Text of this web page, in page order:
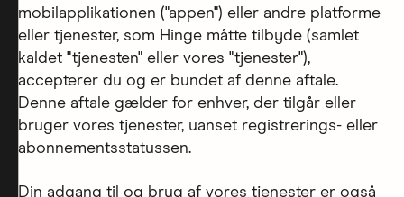
mobilapplikationen ("appen") eller andre platforme
eller tjenester, som Hinge måtte tilbyde (samlet
kaldet "tjenesten" eller vores "tjenester"),
accepterer du og er bundet af denne aftale.
Denne aftale gælder for enhver, der tilgår eller
bruger vores tjenester, uanset registrerings- eller
abonnementsstatussen.
Din adgang til og brug af vores tjenester er også